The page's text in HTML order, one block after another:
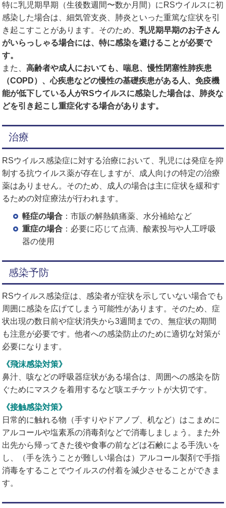
特に乳児期早期（生後数週間〜数か月間）にRSウイルスに初
感染した場合は、細気管支炎、肺炎といった重篤な症状を引
き起こすことがあります。そのため、乳児期早期のお子さん
がいらっしゃる場合には、特に感染を避けることが必要で
す。
また、高齢者や成人においても、喘息、慢性閉塞性肺疾患
（COPD）、心疾患などの慢性の基礎疾患がある人、免疫機
能が低下している人がRSウイルスに感染した場合は、肺炎な
どを引き起こし重症化する場合があります。
治療
RSウイルス感染症に対する治療において、乳児には発症を抑
制する抗ウイルス薬が存在しますが、成人向けの特定の治療
薬はありません。そのため、成人の場合は主に症状を緩和す
るための対症療法が行われます。
軽症の場合 ：市販の解熱鎮痛薬、水分補給など
重症の場合 ：必要に応じて点滴、酸素投与や人工呼吸
器の使用
感染予防
RSウイルス感染症は、感染者が症状を示していない場合でも
周囲に感染を広げてしまう可能性があります。そのため、症
状出現の数日前や症状消失から3週間までの、無症状の期間
も注意が必要です。他者への感染防止のために適切な対策が
必要になります。
《飛沫感染対策》
鼻汁、咳などの呼吸器症状がある場合は、周囲への感染を防
ぐためにマスクを着用するなど咳エチケットが大切です。
《接触感染対策》
日常的に触れる物（手すりやドアノブ、机など）はこまめに
アルコールや塩素系の消毒剤などで消毒しましょう。また外
出先から帰ってきた後や食事の前などは石鹸による手洗いを
し、（手を洗うことが難しい場合は）アルコール製剤で手指
消毒をすることでウイルスの付着を減少させることができま
す。